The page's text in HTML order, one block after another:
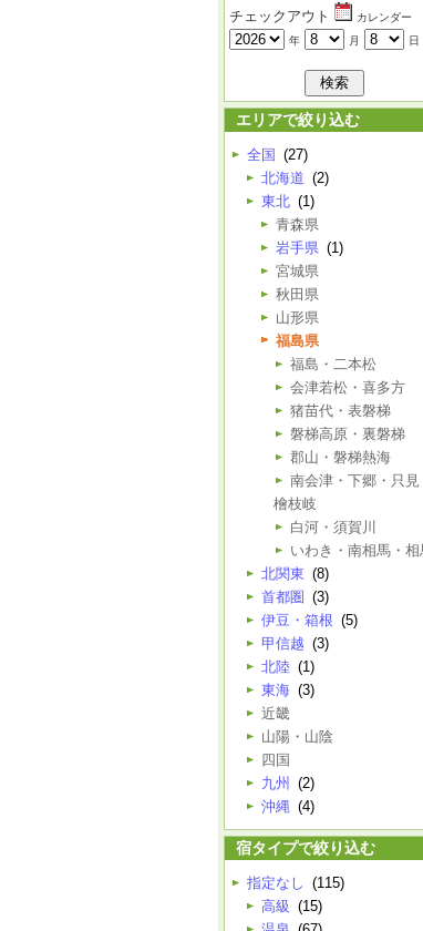
チェックアウト
カレンダー
年
月 日
エリアで絞り込む
全国 (27)
北海道 (2)
東北 (1)
青森県
岩手県 (1)
宮城県
秋田県
山形県
福島県
福島・二本松
会津若松・喜多方
猪苗代・表磐梯
磐梯高原・裏磐梯
郡山・磐梯熱海
南会津・下郷・只見
檜枝岐
白河・須賀川
いわき・南相馬・相
北関東 (8)
首都圏 (3)
伊豆・箱根 (5)
甲信越 (3)
北陸 (1)
東海 (3)
近畿
山陽・山陰
四国
九州
(2)
沖縄 (4)
宿タイプで絞り込む
指定なし (115)
高級 (15)